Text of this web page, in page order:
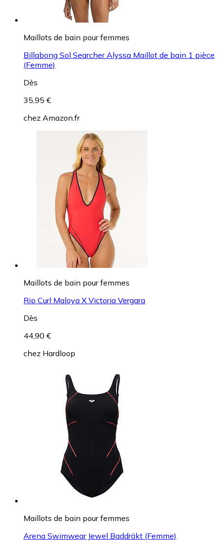
Maillots de bain pour femmes
Billabong Sol Searcher Alyssa Maillot de bain 1 pièce
(Femme)
Dès
35,95 €
chez Amazon.fr
Maillots de bain pour femmes
Rip Curl Maloya X Victoria Vergara
Dès
44,90 €
chez Hardloop
Maillots de bain pour femmes
Arena Swimwear Jewel Baddräkt (Femme)